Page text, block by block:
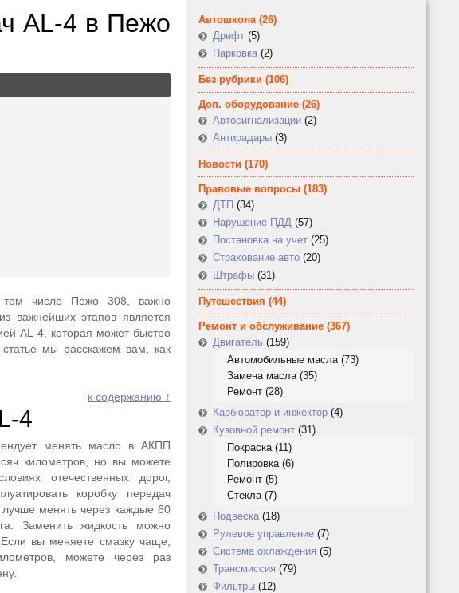
AL-4 в Пежо
том числе Пежо 308, важно
важнейших этапов является
AL-4, которая может быстро
мы расскажем вам, как
к содержанию ↑
4
менять масло в АКПП
километров, но вы можете
отечественных дорог,
коробку передач
лучше менять через каждые 60
Заменить жидкость можно
вы меняете смазку чаще,
можете через раз
Автошкола(26)
Дрифт (5)
Парковка (2)
Без рубрики (106)
Доп. оборудование (26)
Автосигнализации (2)
Антирадары (3)
Новости (170)
Правовые вопросы (183)
ДТП (34)
Нарушение ПДД (57)
Постановка на учет (25)
Страхование авто (20)
Штрафы (31)
Путешествия (44)
Ремонт и обслуживание (367)
Двигатель (159)
Автомобильные масла(73)
Замена масла(35)
Ремонт (28)
Карбюратор и инжектор (4)
Кузовной ремонт (31)
Покраска(11)
Полировка(6)
Ремонт (5)
Стекла(7)
Подвеска (18)
Рулевое управление (7)
Система охлаждения (5)
Трансмиссия (79)
Фильтры (12)